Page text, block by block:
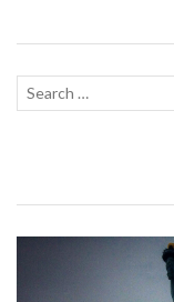
Search